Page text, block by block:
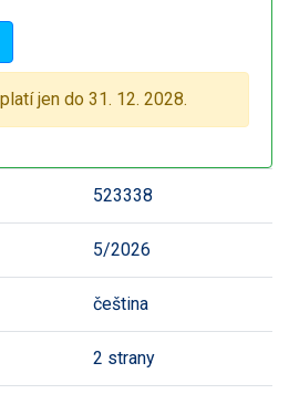
jen do 31. 12. 2028.
523338
5/2026
čeština
2 strany